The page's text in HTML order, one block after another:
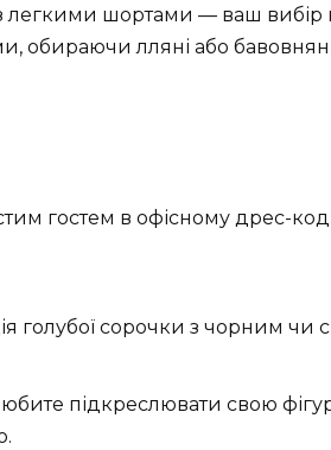
легкими шортами — ваш вибір
обираючи лляні або
гостем в офісному дрес-
голубої сорочки з чорним
підкреслювати свою